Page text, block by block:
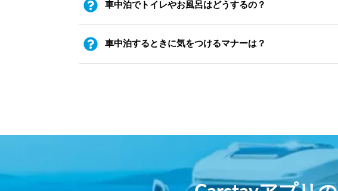
車中泊でトイレやお風呂はどうするの？
車中泊するときに気をつけるマナーは？